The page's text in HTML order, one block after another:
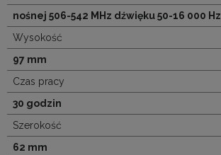
nośnej 506-542 MHz dźwięku 50-16 000 Hz
Wysokość
97 mm
Czas pracy
30 godzin
Szerokość
62 mm